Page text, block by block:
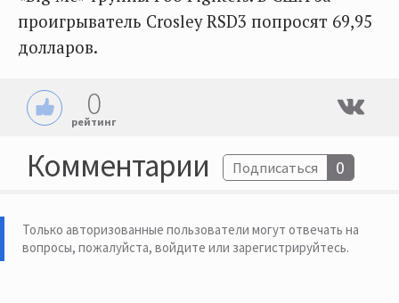
проигрыватель Crosley RSD3 попросят 69,95
долларов.
0
рейтинг
Комментарии Подписаться 0
Только авторизованные пользователи могут отвечать на
вопросы, пожалуйста, войдите или зарегистрируйтесь.